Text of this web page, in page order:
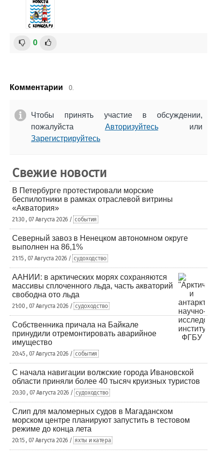
0
Комментарии 0.
Чтобы принять участие в обсуждении,
пожалуйста Авторизуйтесьили
Зарегистрируйтесь
Свежие новости
В Петербурге протестировали морские
беспилотники в рамках отраслевой витрины
«Акватория»
21:30 , 07 Августа 2026 / события
Северный завоз в Ненецком автономном округе
выполнен на 86,1%
21:15 , 07 Августа 2026 / судоходство
ААНИИ: в арктических морях сохраняются
массивы сплоченного льда, часть акваторий
свободна ото льда
21:00 , 07 Августа 2026 / судоходство
Собственника причала на Байкале
принудили отремонтировать аварийное
имущество
20:45 , 07 Августа 2026 / события
С начала навигации волжские города Ивановской
области приняли более 40 тысяч круизных туристов
20:30 , 07 Августа 2026 / судоходство
Слип для маломерных судов в Магаданском
морском центре планируют запустить в тестовом
режиме до конца лета
20:15 , 07 Августа 2026 / яхты и катера